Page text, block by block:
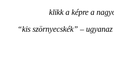
klikk a képre a
“kis szörnyecskék” –